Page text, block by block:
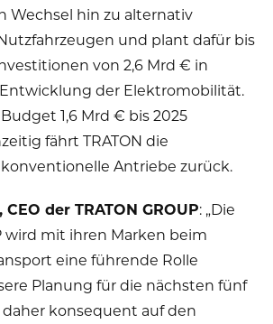
Wechsel hin zu alternativ
und plant dafür bis
von 2,6 Mrd € in
der Elektromobilität.
1,6 Mrd € bis 2025
fährt TRATON die
Antriebe zurück.
der TRATON GROUP: „Die
wird mit ihren Marken beim
eine führende Rolle
Planung für die nächsten fünf
konsequent auf den